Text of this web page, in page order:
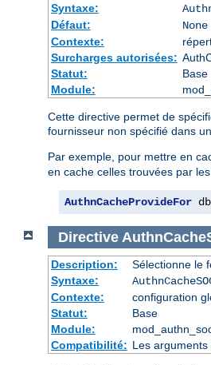
Syntaxe:
Défaut:
None
Contexte:
Surcharges autorisées:
Statut:
Base
Module:
Cette directive permet de
fournisseur non spécifié dans
Par exemple, pour mettre en
en cache celles trouvées par
AuthnCacheProvideFor
Directive
Description:
Sélectionne le
Syntaxe:
Contexte:
configuration
Statut:
Base
Module:
Compatibilité: Les